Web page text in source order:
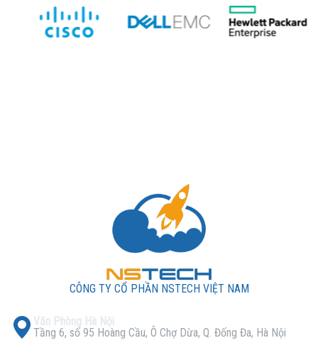
CÔNG TY CỔ PHẦN NSTECH VIỆT NAM
Tầng 6, số 95 Hoàng Cầu, Ô Chợ Dừa, Q. Đống Đa, Hà Nội